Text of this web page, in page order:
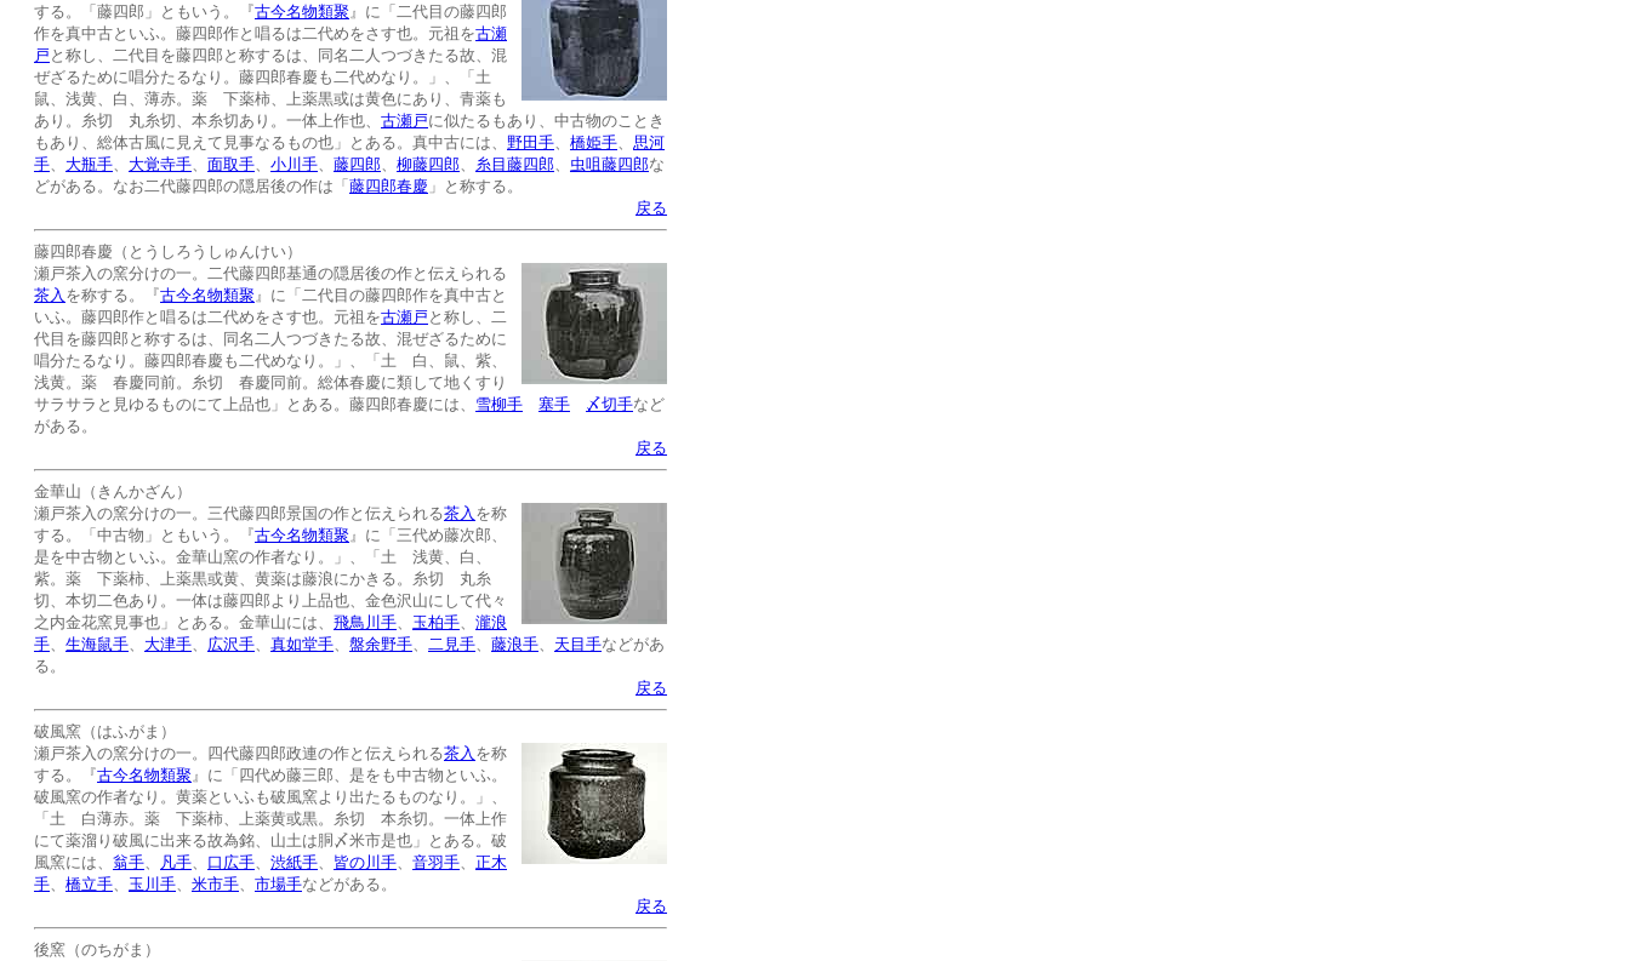
する。「藤四郎」ともいう。『古今名物類聚 』に「二代目の藤四郎
作を真中古といふ。藤四郎作と唱るは二代めをさす也。元祖を古瀬
戸 と称し、二代目を藤四郎と称するは、同名二人つづきたる故、混
ぜざるために唱分たるなり。藤四郎春慶も二代めなり。」、「土
鼠、浅黄、白、薄赤。薬 下薬柿、上薬黒或は黄色にあり、青薬も
あり。糸切 丸糸切、本糸切あり。一体上作也、 古瀬戸に似たるもあり、中古物のことき
もあり、総体古風に見えて見事なるもの也」とある。真中古には、 野田手、 橋姫手、 思河
手、 大瓶手、 大覚寺手、 面取手、 小川手、 藤四郎、 柳藤四郎、 糸目藤四郎、 虫咀藤四郎な
どがある。なお二代藤四郎の隠居後の作は「 藤四郎春慶 」と称する。
戻る
藤四郎春慶（とうしろうしゅんけい）
瀬戸茶入の窯分けの一。二代藤四郎基通の隠居後の作と伝えられる
茶入 を称する。『古今名物類聚 』に「二代目の藤四郎作を真中古と
いふ。藤四郎作と唱るは二代めをさす也。元祖を古瀬戸 と称し、二
代目を藤四郎と称するは、同名二人つづきたる故、混ぜざるために
唱分たるなり。藤四郎春慶も二代めなり。」、「土 白、鼠、紫、
浅黄。薬 春慶同前。糸切 春慶同前。総体春慶に類して地くすり
サラサラと見ゆるものにて上品也」とある。藤四郎春慶には、 雪柳手 塞手 〆切手など
がある。
戻る
金華山（きんかざん）
瀬戸茶入の窯分けの一。三代藤四郎景国の作と伝えられる茶入 を称
する。「中古物」ともいう。『古今名物類聚 』に「三代め藤次郎、
是を中古物といふ。金華山窯の作者なり。」、「土 浅黄、白、
紫。薬 下薬柿、上薬黒或黄、黄薬は藤浪にかきる。糸切 丸糸
切、本切二色あり。一体は藤四郎より上品也、金色沢山にして代々
之内金花窯見事也」とある。金華山には、 飛鳥川手、 玉柏手、 瀧浪
手、 生海鼠手、 大津手、 広沢手、 真如堂手、 盤余野手、 二見手、 藤浪手、 天目手などがあ
る。
戻る
破風窯（はふがま）
瀬戸茶入の窯分けの一。四代藤四郎政連の作と伝えられる茶入 を称
する。『古今名物類聚 』に「四代め藤三郎、是をも中古物といふ。
破風窯の作者なり。黄薬といふも破風窯より出たるものなり。」、
「土 白薄赤。薬 下薬柿、上薬黄或黒。糸切 本糸切。一体上作
にて薬溜り破風に出来る故為銘、山土は胴〆米市是也」とある。破
風窯には、 翁手、 凡手、 口広手、 渋紙手、 皆の川手、 音羽手、 正木
手、 橋立手、 玉川手、 米市手、 市場手などがある。
戻る
後窯（のちがま）